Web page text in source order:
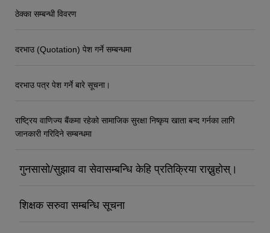
ठेक्का सम्बन्धी विवरण
दरभाउ (Quotation) पेश गर्ने सम्बन्धमा
दरभाउ पत्र पेश गर्ने बारे सूचना।
राष्ट्रिय वाणिज्य बैंकमा रहेको सामाजिक सुरक्षा निष्कृय खाता बन्द गर्नका लागि
जानकारी गरिदिने सम्बन्धमा
गुनसासो/सुझाव वा सेवासम्बन्धि केहि प्रतिक्रिया राख्नुहोस्।
शिक्षक सरुवा सम्बन्धि सूचना